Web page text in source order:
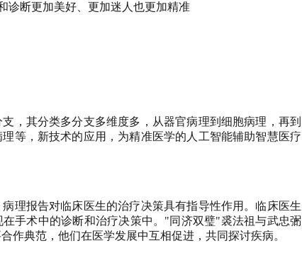
诊断更加美好、更加迷人也更加精准
，其分类多分支多维度多，从器官病理到细胞病理，再到
等，新技术的应用，为精准医学的人工智能辅助智慧医疗
理报告对临床医生的治疗决策具有指导性作用。临床医生
手术中的诊断和治疗决策中。"同济双璧"裘法祖与武忠弻
作典范，他们在医学发展中互相促进，共同探讨疾病。